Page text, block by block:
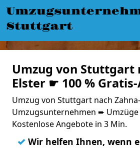
Stuttgart
Umzug von Stuttgart
Elster ☛ 100 %
Umzug von Stuttgart nach
Umzugsunternehmen ➨ Umzüge
Kostenlose Angebote in 3 Min.
✓ Wir helfen Ihnen, wenn